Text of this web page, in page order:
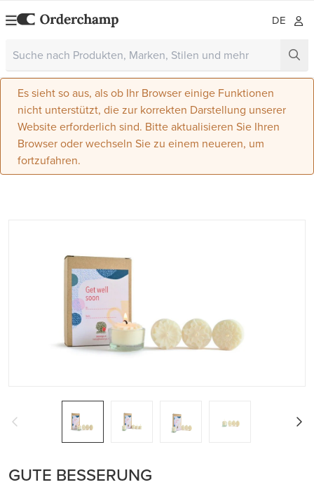
DE
Es sieht so aus, als ob Ihr Browser einige Funktionen
nicht unterstützt, die zur korrekten Darstellung unserer
Website erforderlich sind. Bitte aktualisieren Sie Ihren
Browser oder wechseln Sie zu einem neueren, um
fortzufahren.
GUTE BESSERUNG